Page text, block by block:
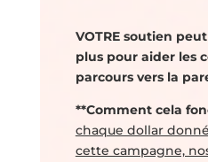
VOTRE soutien
plus pour aider les
parcours vers la
**Comment cela
chaque dollar
cette campagne,